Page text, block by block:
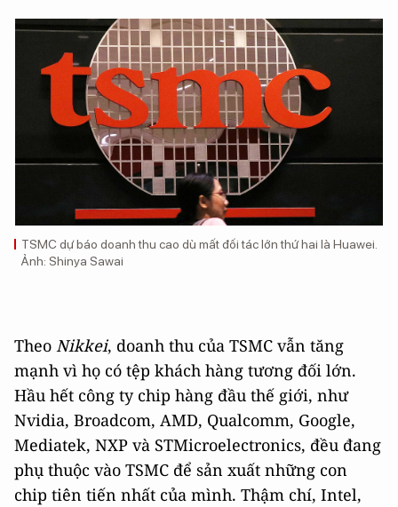
TSMC dự báo doanh thu cao dù mất đối tác lớn thứ hai là Huawei.
Ảnh: Shinya Sawai
Theo Nikkei, doanh thu của TSMC vẫn tăng
mạnh vì họ có tệp khách hàng tương đối lớn.
Hầu hết công ty chip hàng đầu thế giới, như
Nvidia, Broadcom, AMD, Qualcomm, Google,
Mediatek, NXP và STMicroelectronics, đều đang
phụ thuộc vào TSMC để sản xuất những con
chip tiên tiến nhất của mình. Thậm chí, Intel,